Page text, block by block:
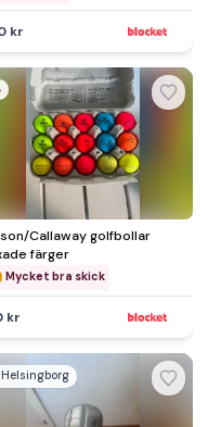
kr
Callaway golfbollar
färger
Mycket bra skick
kr
Helsingborg